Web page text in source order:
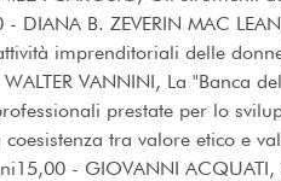
DIANA B. ZEVERIN MAC
imprenditoriali delle
WALTER VANNINI, La "Banca
prestate per lo
coesistenza tra valore etico e
- GIOVANNI